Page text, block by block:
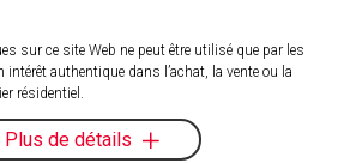
sur ce site Web ne peut être utilisé que par les
authentique dans l’achat, la vente ou la
résidentiel.
Plus de détails